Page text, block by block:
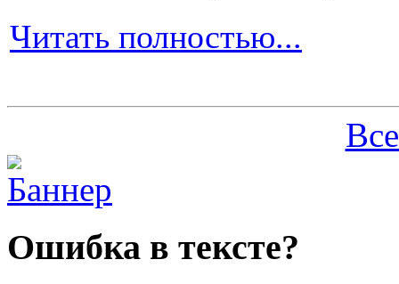
Читать полностью...
Ошибка в тексте?